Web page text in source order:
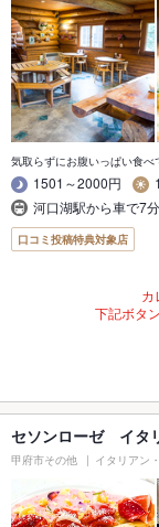
気取らずにお腹いっぱい食べ
1501～2000円
河口湖駅から車で7分
口コミ投稿特典対象店
カ
下記ボタ
セソンローゼ イタ
甲府市その他 イタリアン